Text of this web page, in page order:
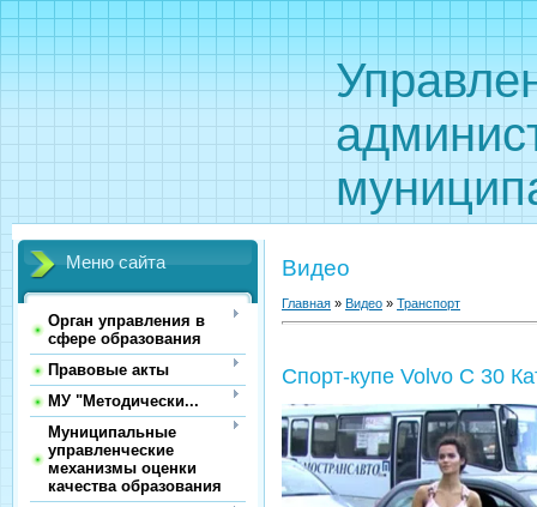
Меню сайта
Орган управления в
сфере образования
Правовые акты
МУ "Методически...
Муниципальные
управленческие
механизмы оценки
качества образования
Видео
Главная » Видео » Транспорт
Cпорт-купе Volvo C 30